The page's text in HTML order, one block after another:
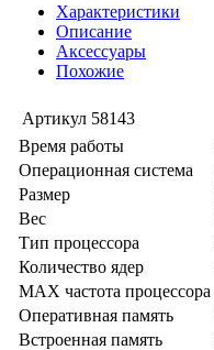
Характеристики
Описание
Аксессуары
Похожие
Артикул 58143
Время работы
Операционная система
Размер
Вес
Тип процессора
Количество ядер
MAX частота процессора
Оперативная память
Встроенная память